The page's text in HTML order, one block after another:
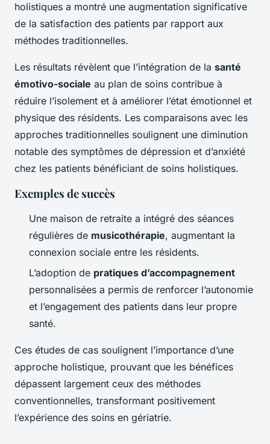
holistiques a montré une augmentation significative
de la satisfaction des patients par rapport aux
méthodes traditionnelles.
Les résultats révèlent que l’intégration de la santé
émotivo-sociale au plan de soins contribue à
réduire l’isolement et à améliorer l’état émotionnel et
physique des résidents. Les comparaisons avec les
approches traditionnelles soulignent une diminution
notable des symptômes de dépression et d’anxiété
chez les patients bénéficiant de soins holistiques.
Exemples de succès
Une maison de retraite a intégré des séances
régulières de musicothérapie, augmentant la
connexion sociale entre les résidents.
L’adoption de pratiques d’accompagnement
personnalisées a permis de renforcer l’autonomie
et l’engagement des patients dans leur propre
santé.
Ces études de cas soulignent l’importance d’une
approche holistique, prouvant que les bénéfices
dépassent largement ceux des méthodes
conventionnelles, transformant positivement
l’expérience des soins en gériatrie.